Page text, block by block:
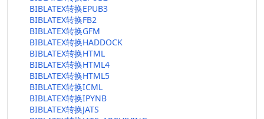
BIBLATEX转换EPUB3
BIBLATEX转换FB2
BIBLATEX转换GFM
BIBLATEX转换HADDOCK
BIBLATEX转换HTML
BIBLATEX转换HTML4
BIBLATEX转换HTML5
BIBLATEX转换ICML
BIBLATEX转换IPYNB
BIBLATEX转换JATS